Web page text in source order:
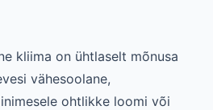
kliima on ühtlaselt mõnusa
vähesoolane,
ohtlikke loomi või